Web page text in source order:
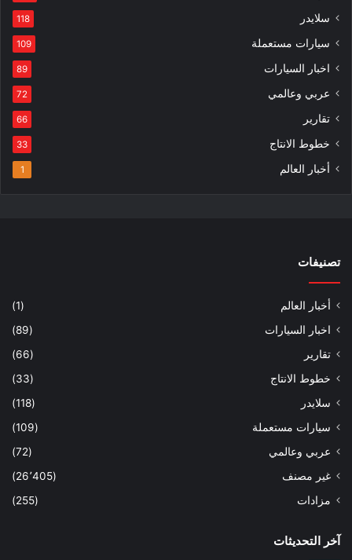
سلايدر 118
سيارات مستعملة 109
اخبار السيارات 89
عربي وعالمي 72
تقارير 66
خطوط الانتاج 33
أخبار العالم 1
تصنيفات
أخبار العالم
(1)
اخبار السيارات
(89)
تقارير
(66)
خطوط الانتاج
(33)
سلايدر
(118)
سيارات مستعملة
(109)
عربي وعالمي
(72)
غير مصنف
(26٬405)
مزادات
(255)
آخر التحديثات